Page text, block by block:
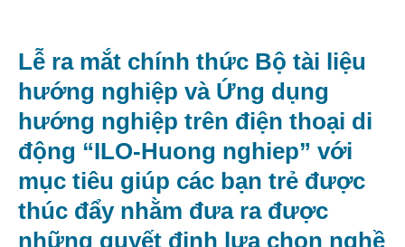
Lễ ra mắt chính thức Bộ tài liệu
hướng nghiệp và Ứng dụng
hướng nghiệp trên điện thoại di
động “ILO-Huong nghiep” với
mục tiêu giúp các bạn trẻ được
thúc đẩy nhằm đưa ra được
những quyết định lựa chọn nghề